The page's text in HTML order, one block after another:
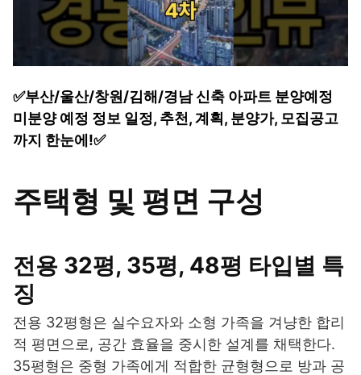
✅부산/울산/창원/김해/경남 신축 아파트 분양예정
미분양 예정 정보 일정, 추천, 계획, 분양가, 모집공고
까지 한눈에!✅
주택형 및 평면 구성
전용 32평, 35평, 48평 타입별 특
징
전용 32평형은 실수요자와 소형 가족을 겨냥한 합리
적 평면으로, 공간 효율을 중시한 설계를 채택한다.
35평형은 중형 가족에게 적합한 균형형으로 방과 공